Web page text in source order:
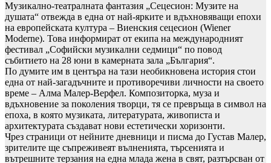
Музикално-театралната фантазия „Сецесион: Музите на
душата“ отвежда в една от най-ярките и вдъхновяващи епохи
на европейската култура – Виенския сецесион (Wiener
Moderne). Това информират от екипа на международният
фестивал „Софийски музикални седмици“ по повод
събитието на 28 юни в камерната зала „България“.
По думите им в центъра на тази необикновена история стои
една от най-загадъчните и противоречиви личности на своето
време – Алма Малер-Верфел. Композиторка, муза и
вдъхновение за поколения творци, тя се превръща в символ на
епоха, в която музиката, литературата, живописта и
архитектурата създават нови естетически хоризонти.
Чрез страници от нейните дневници и писма до Густав Малер,
зрителите ще съпреживеят вълненията, търсенията и
вътрешните терзания на една млада жена в свят, разтърсван от